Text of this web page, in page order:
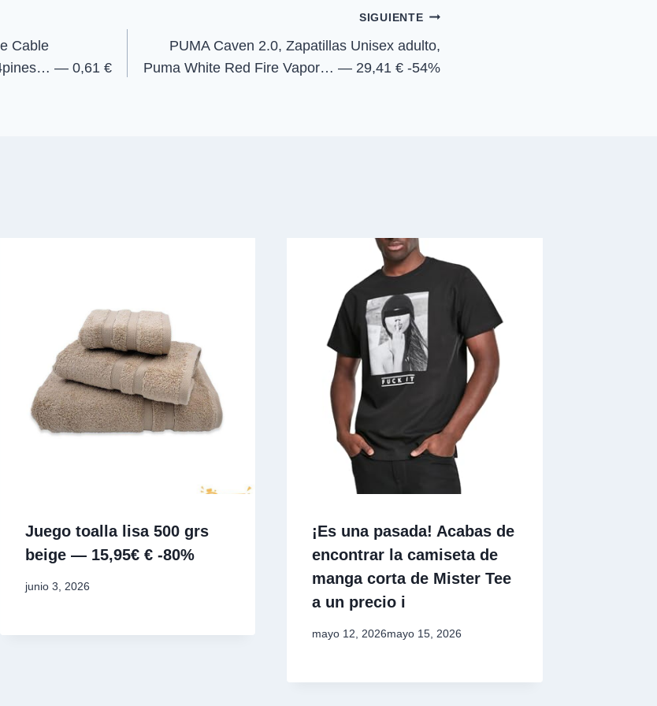
Cable
— 0,61 €
SIGUIENTE
PUMA Caven 2.0, Zapatillas Unisex adulto,
Puma White Red Fire Vapor… — 29,41 € -54%
Juego toalla lisa 500 grs
beige — 15,95€ € -80%
junio 3, 2026
¡Es una pasada! Acabas de
encontrar la camiseta de
manga corta de Mister Tee
a un precio i
mayo 12, 2026mayo 15, 2026